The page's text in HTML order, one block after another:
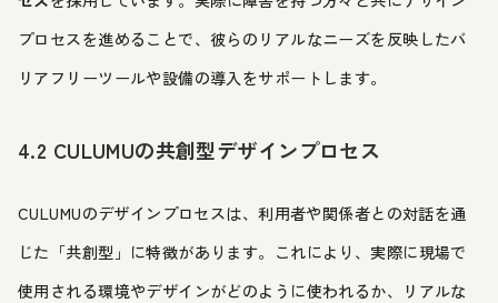
プロセスを進めることで、彼らのリアルなニーズを反映したバ
リアフリーツールや設備の導入をサポートします。
4.2 CULUMUの共創型デザインプロセス
CULUMUのデザインプロセスは、利用者や関係者との対話を通
じた「共創型」に特徴があります。これにより、実際に現場で
使用される環境やデザインがどのように使われるか、リアルな